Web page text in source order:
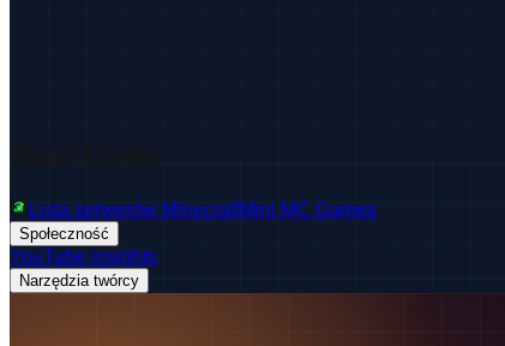
Lista serwerów MinecraftMini MC Games
Społeczność
YouTube insights
Narzędzia twórcy